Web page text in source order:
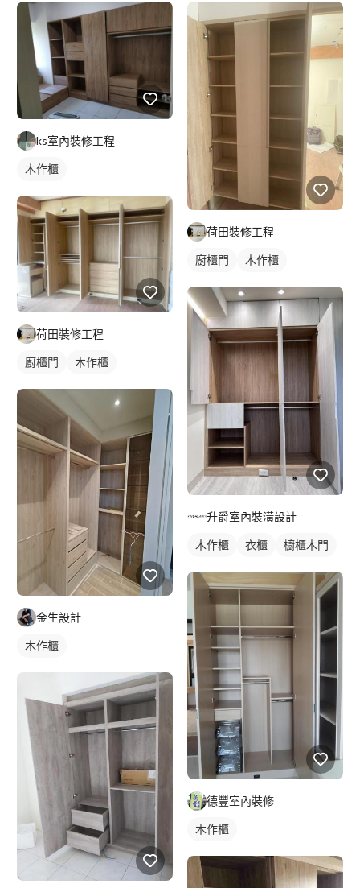
ks室內裝修工程
木作櫃
荷田裝修工程
廚櫃門 木作櫃
金生設計
木作櫃
荷田裝修工程
廚櫃門 木作櫃
升爵室內裝潢設計
木作櫃 衣櫃 櫥櫃木門
德豐室內裝修
木作櫃